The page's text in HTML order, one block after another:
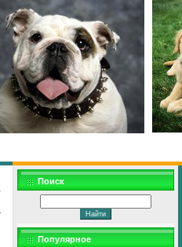
Поиск
Популярное